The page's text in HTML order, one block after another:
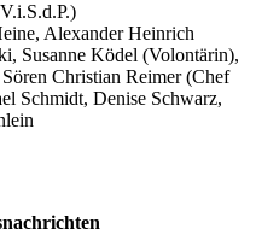
Alexander Heinrich
Susanne Ködel (Volontärin),
Christian Reimer (Chef
Schmidt, Denise Schwarz,